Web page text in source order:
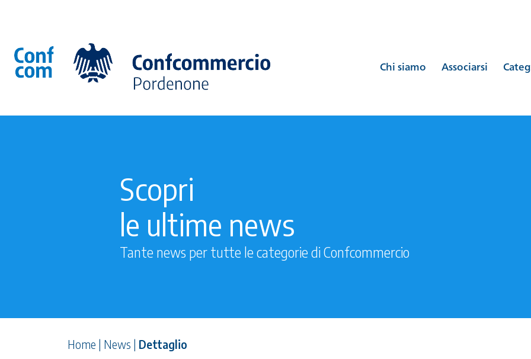
Chi siamo Associarsi
Scopri
le ultime news
Tante news per tutte le categorie di Confcommercio
Home | News | Dettaglio